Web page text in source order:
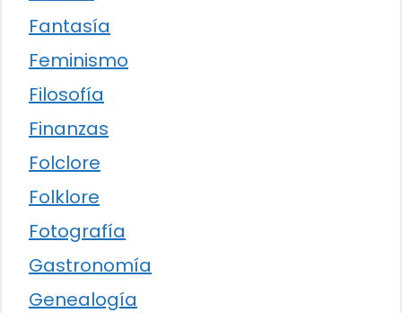
Fantasía
Feminismo
Filosofía
Finanzas
Folclore
Folklore
Fotografía
Gastronomía
Genealogía